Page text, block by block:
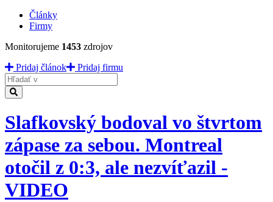
Články
Firmy
Monitorujeme 1453 zdrojov
Pridaj článok
Pridaj firmu
Hladať
Slafkovský bodoval vo štvrtom
zápase za sebou. Montreal
otočil z 0:3, ale nezvíťazil -
VIDEO